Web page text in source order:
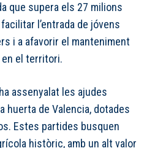
que supera els 27 milions
l’entrada de jóvens
i a afavorir el manteniment
en el territori.
assenyalat les ajudes
huerta de Valencia, dotades
Estes partides busquen
històric, amb un alt valor